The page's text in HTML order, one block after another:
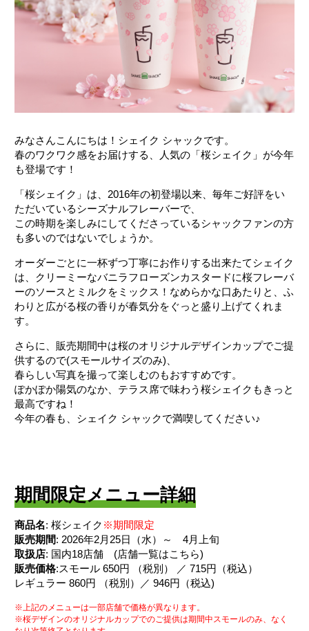
みなさんこんにちは！シェイク シャックです。
春のワクワク感をお届けする、人気の「桜シェイク」が今年
も登場です！
「桜シェイク」は、2016年の初登場以来、毎年ご好評をい
ただいているシーズナルフレーバーで、
この時期を楽しみにしてくださっているシャックファンの方
も多いのではないでしょうか。
オーダーごとに一杯ずつ丁寧にお作りする出来たてシェイク
は、クリーミーなバニラフローズンカスタードに桜フレーバ
ーのソースとミルクをミックス！なめらかな口あたりと、ふ
わりと広がる桜の香りが春気分をぐっと盛り上げてくれま
す。
さらに、販売期間中は桜のオリジナルデザインカップでご提
供するので(スモールサイズのみ)、
春らしい写真を撮って楽しむのもおすすめです。
ぽかぽか陽気のなか、テラス席で味わう桜シェイクもきっと
最高ですね！
今年の春も、シェイク シャックで満喫してください♪
期間限定メニュー詳細
商品名: 桜シェイク ※期間限定
販売期間: 2026年2月25日（水）～ 4月上旬
取扱店: 国内18店舗 (店舗一覧はこちら)
販売価格:スモール 650円 （税別） ／ 715円（税込）
レギュラー 860円 （税別）／ 946円（税込)
※上記のメニューは一部店舗で価格が異なります。
※桜デザインのオリジナルカップでのご提供は期間中スモールのみ、なく